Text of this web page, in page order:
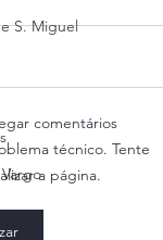
S. Miguel
comentários
técnico. Tente
a página.